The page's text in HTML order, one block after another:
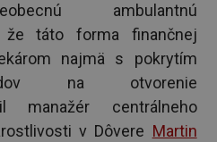
ambulantnú
že táto forma finančnej
najmä s pokrytím
na otvorenie
manažér centrálneho
v Dôvere Martin